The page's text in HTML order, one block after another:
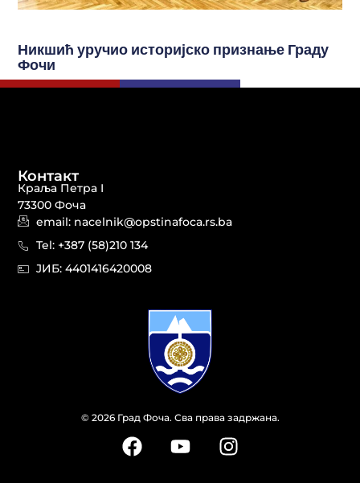
Никшић уручио историјско признање Граду
Фочи
© 2026 Град Фоча. Сва права задржана.
Контакт
Краља Петра I
73300 Фоча
email: nacelnik@opstinafoca.rs.ba
Tel: +387 (58)210 134
JИБ: 44014164​20008